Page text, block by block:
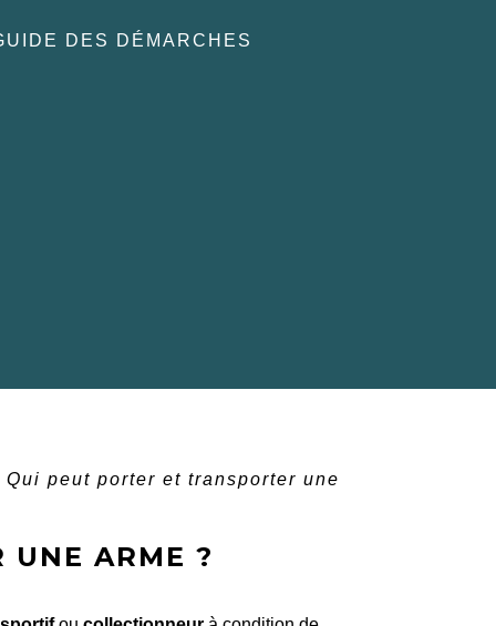
DES DÉMARCHES
Qui peut porter et transporter une
UNE ARME ?